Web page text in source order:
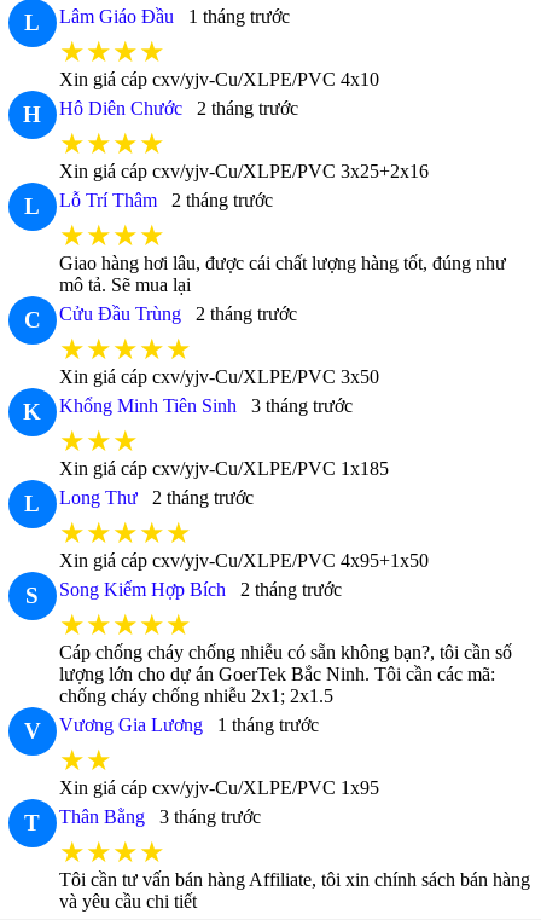
L Lâm Giáo Đầu 1 tháng trước
★★★★
Xin giá cáp cxv/yjv-Cu/XLPE/PVC 4x10
H Hô Diên Chước 2 tháng trước
★★★★
Xin giá cáp cxv/yjv-Cu/XLPE/PVC 3x25+2x16
L Lỗ Trí Thâm 2 tháng trước
★★★★
Giao hàng hơi lâu, được cái chất lượng hàng tốt, đúng như
mô tả. Sẽ mua lại
C Cửu Đầu Trùng 2 tháng trước
★★★★★
Xin giá cáp cxv/yjv-Cu/XLPE/PVC 3x50
K Khổng Minh Tiên Sinh 3 tháng trước
★★★
Xin giá cáp cxv/yjv-Cu/XLPE/PVC 1x185
L Long Thư 2 tháng trước
★★★★★
Xin giá cáp cxv/yjv-Cu/XLPE/PVC 4x95+1x50
S Song Kiếm Hợp Bích 2 tháng trước
★★★★★
Cáp chống cháy chống nhiễu có sẵn không bạn?, tôi cần số
lượng lớn cho dự án GoerTek Bắc Ninh. Tôi cần các mã:
chống cháy chống nhiễu 2x1; 2x1.5
V Vương Gia Lương 1 tháng trước
★★
Xin giá cáp cxv/yjv-Cu/XLPE/PVC 1x95
T Thân Bằng 3 tháng trước
★★★★
Tôi cần tư vấn bán hàng Affiliate, tôi xin chính sách bán hàng
và yêu cầu chi tiết